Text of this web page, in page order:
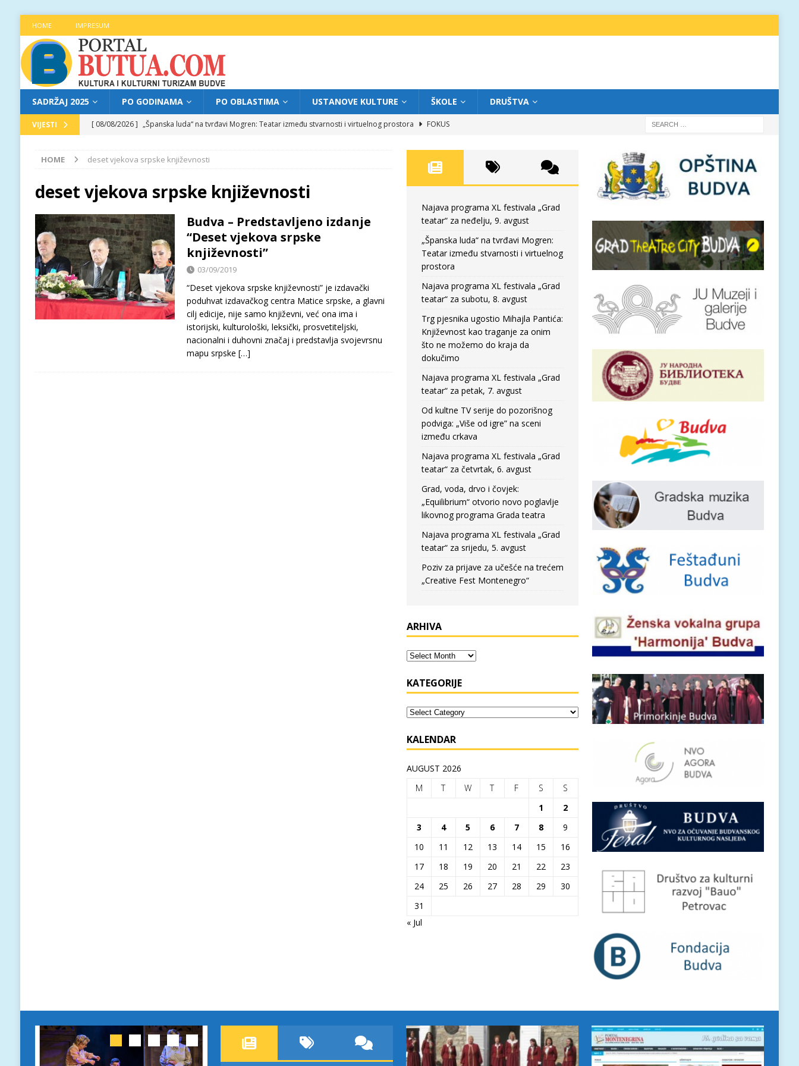
HOME IMPRESUM
SADRŽAJ 2025 PO GODINAMA PO OBLASTIMA USTANOVE KULTURE ŠKOLE DRUŠTVA
VIJESTI [ 08/08/2026 ] „Španska luda“ na tvrđavi Mogren: Teatar između stvarnosti i virtuelnog prostora
FOKUS
[ 07/08/2026 ] Trg pjesnika ugostio Mihajla Pantića: Književnost kao traganje za onim što ne možemo do kraja da dokučimo
FOKUS
[ 06/08/2026 ]
Najava programa XL festivala „Grad teatar“ za petak, 7. avgust
[ 08/08/2026 ]
Najava programa XL festivala „Grad teatar“ za neđelju, 9. avgust FOKUS
HOME deset vjekova srpske književnosti
deset vjekova srpske književnosti
Budva – Predstavljeno izdanje
“Deset vjekova srpske
književnosti”
03/09/2019
“Deset vjekova srpske književnosti” je izdavački
poduhvat izdavačkog centra Matice srpske, a glavni
cilj edicije, nije samo književni, već ona ima i
istorijski, kulturološki, leksički, prosvetiteljski,
nacionalni i duhovni značaj i predstavlja svojevrsnu
mapu srpske […]
Najava programa XL festivala „Grad
teatar“ za neđelju, 9. avgust
„Španska luda“ na tvrđavi Mogren:
Teatar između stvarnosti i virtuelnog
prostora
Najava programa XL festivala „Grad
teatar“ za subotu, 8. avgust
Trg pjesnika ugostio Mihajla Pantića:
Književnost kao traganje za onim
što ne možemo do kraja da
dokučimo
Najava programa XL festivala „Grad
teatar“ za petak, 7. avgust
Od kultne TV serije do pozorišnog
podviga: „Više od igre” na sceni
između crkava
Najava programa XL festivala „Grad
teatar“ za četvrtak, 6. avgust
Grad, voda, drvo i čovjek:
„Equilibrium“ otvorio novo poglavlje
likovnog programa Grada teatra
Najava programa XL festivala „Grad
teatar“ za srijedu, 5. avgust
Poziv za prijave za učešće na trećem
„Creative Fest Montenegro“
ARHIVA
KATEGORIJE
KALENDAR
AUGUST 2026
M
T W T F S
S
1
2
3
4 5 6 7 8
9
10
11 12 13 14 15
16
17
18 19 20 21 22
23
24
25 26 27 28 29
30
31
« Jul